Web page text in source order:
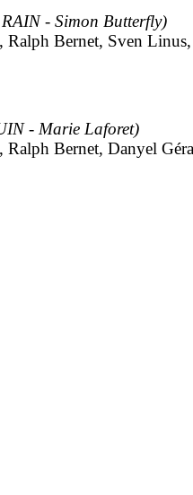
- Simon Butterfly)
Ralph Bernet, Sven Linus,
- Marie Laforet)
Ralph Bernet, Danyel